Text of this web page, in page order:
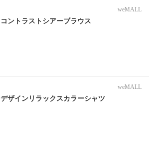
weMALL
コントラストシアーブラウス
weMALL
デザインリラックスカラーシャツ